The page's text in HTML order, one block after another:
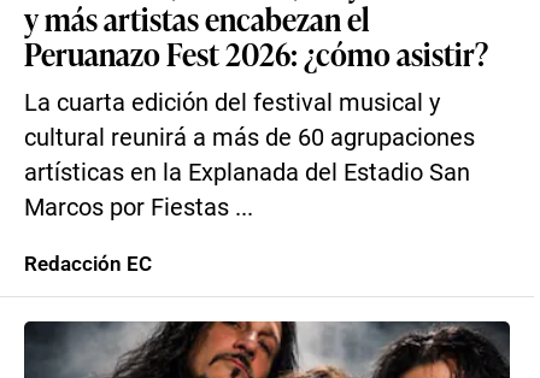
y más artistas encabezan el
Peruanazo Fest 2026: ¿cómo asistir?
La cuarta edición del festival musical y
cultural reunirá a más de 60 agrupaciones
artísticas en la Explanada del Estadio San
Marcos por Fiestas ...
Redacción EC